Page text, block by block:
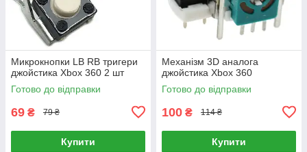
Микрокнопки LB RB тригери
джойстика Xbox 360 2 шт
Готово до відправки
69 ₴ 79 ₴
Купити
Механізм 3D аналога
джойстика Xbox 360
Готово до відправки
100 ₴ 114 ₴
Купити